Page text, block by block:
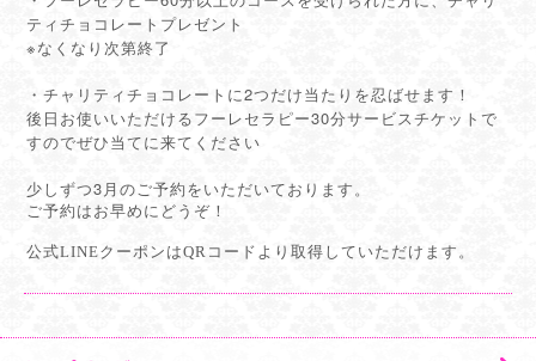
ティチョコレートプレゼント
※なくなり次第終了
・チャリティチョコレートに2つだけ当たりを忍ばせます！
後日お使いいただけるフーレセラピー30分サービスチケットで
すのでぜひ当てに来てください
少しずつ3 月のご予約をいただいております。
ご予約はお早めにどうぞ！
公式LINEクーポンはQRコードより取得していただけます。